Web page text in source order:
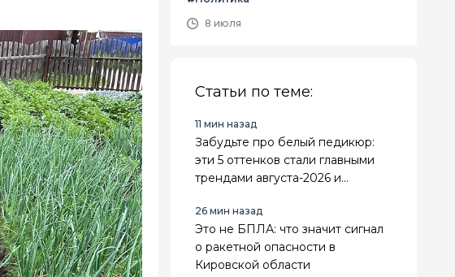
8 июля
Статьи по теме:
11 мин назад
Забудьте про белый педикюр:
эти 5 оттенков стали главными
трендами августа-2026 и
26 мин назад
Это не БПЛА: что значит сигнал
о ракетной опасности в
Кировской области